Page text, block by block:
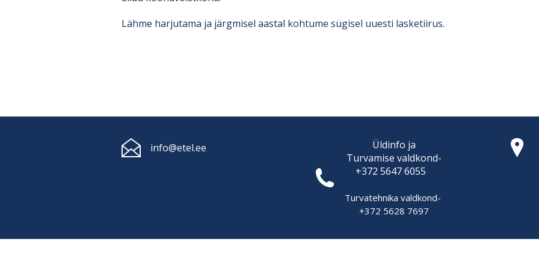
Lähme harjutama ja järgmisel aastal kohtume sügisel uuesti lasketiirus.
info@etel.ee
Üldinfo ja
Turvamisevaldkond-
+372 5647 6055
Turvatehnika valdkond-
+372 5628 7697